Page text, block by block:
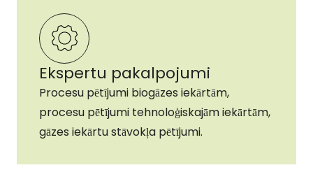
Ekspertu pakalpojumi
Procesu pētījumi biogāzes iekārtām,
procesu pētījumi tehnoloģiskajām iekārtām,
gāzes iekārtu stāvokļa pētījumi.